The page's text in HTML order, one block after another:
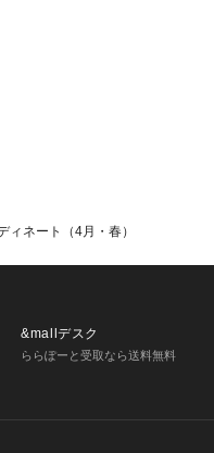
ネート（4月・春）
&mallデスク
ららぽーと受取なら送料無料